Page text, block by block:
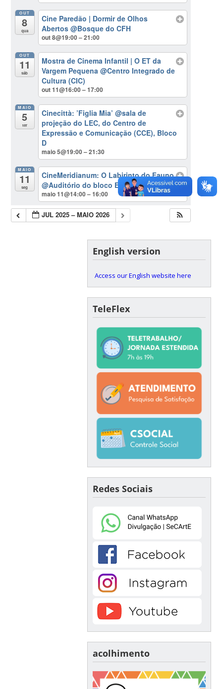
OUT
8
qua
Cine Paredão | Dormir de Olhos
Abertos@Bosque do CFH
out 8@19:00 – 21:00
OUT
11
sáb
Mostra de Cinema Infantil | O ET da
Vargem Pequena@Centro Integrado de
Cultura (CIC)
out 11@16:00 – 17:00
MAIO
5
ter
Cinecittà: ’Figlia Mia’@sala de
projeção do LEC, do Centro de
Expressão e Comunicação (CCE), Bloco
D
maio 5@19:00 – 21:30
MAIO
11
seg
CineMeridianum: O Labirinto do Fauno
@Auditório do bloco E do CFH
maio 11@14:00 – 16:00
JUL 2025 – MAIO 2026
English version
Access our English website here
TeleFlex
Redes Sociais
acolhimento